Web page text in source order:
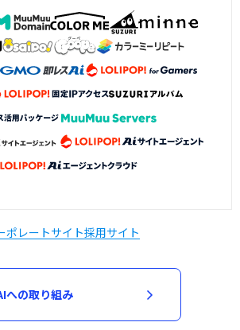
ポレートサイト採用サイト
への取り組み